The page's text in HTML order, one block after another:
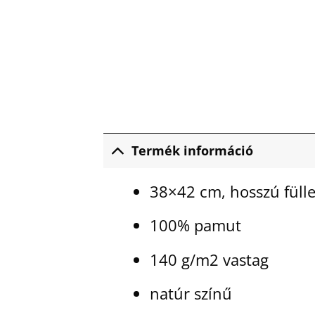
Termék információ
38×42 cm, hosszú
100% pamut
140 g/m2 vastag
natúr színű